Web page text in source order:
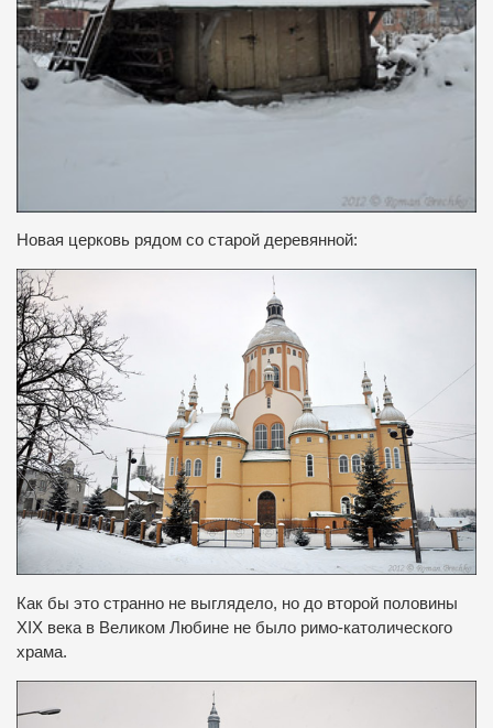
Новая церковь рядом со старой деревянной:
Как бы это странно не выглядело, но до второй половины
XIX века в Великом Любине не было римо-католического
храма.